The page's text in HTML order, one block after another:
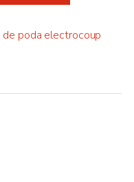
poda electrocoup